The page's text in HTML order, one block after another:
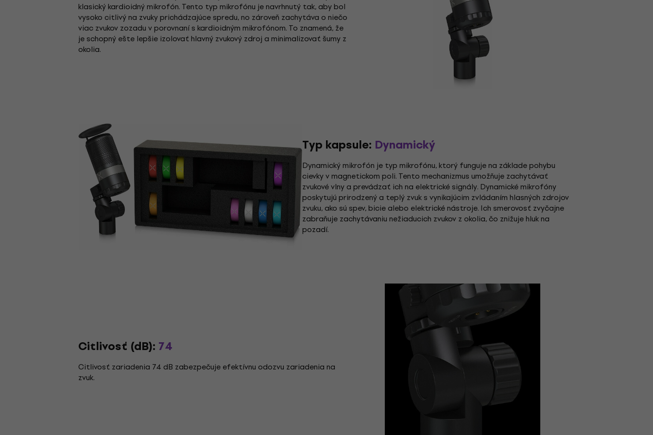
klasický kardioidný mikrofón. Tento typ mikrofónu je navrhnutý tak, aby bol
vysoko citlivý na zvuky prichádzajúce spredu, no zároveň zachytáva o niečo
viac zvukov zozadu v porovnaní s kardioidným mikrofónom. To znamená, že
je schopný ešte lepšie izolovať hlavný zvukový zdroj a minimalizovať šumy z
okolia.
Typ kapsule: Dynamický
Dynamický mikrofón je typ mikrofónu, ktorý funguje na základe pohybu
cievky v magnetickom poli. Tento mechanizmus umožňuje zachytávať
zvukové vlny a prevádzať ich na elektrické signály. Dynamické mikrofóny
poskytujú prirodzený a teplý zvuk s vynikajúcim zvládaním hlasných zdrojov
zvuku, ako sú spev, bicie alebo elektrické nástroje. Ich smerovosť zvyčajne
zabraňuje zachytávaniu nežiaducich zvukov z okolia, čo znižuje hluk na
pozadí.
Citlivosť (dB): 74
Citlivosť zariadenia 74 dB zabezpečuje efektívnu odozvu zariadenia na
zvuk.